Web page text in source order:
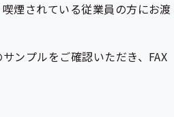
煙されている従業員の方にお渡
ンプルをご確認いただき、FAX